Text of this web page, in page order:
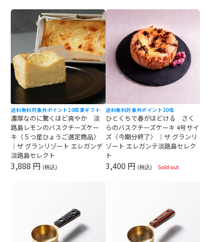
送料無料対象外ポイント20倍 夏ギフト
濃厚なのに驚くほど爽やか 淡
路島レモンのバスクチーズケー
キ〈５つ星ひょうご選定商品〉
｜ザ グランリゾート エレガンデ
淡路島セレクト
3,888 円 (税込)
送料無料対象外ポイント20倍
ひとくちで春がほどける さく
らのバスクチーズケーキ 4号サイ
ズ〈今期分終了〉 ｜ザ グランリ
ゾート エレガンテ淡路島セレク
ト
3,400 円 (税込) Sold out